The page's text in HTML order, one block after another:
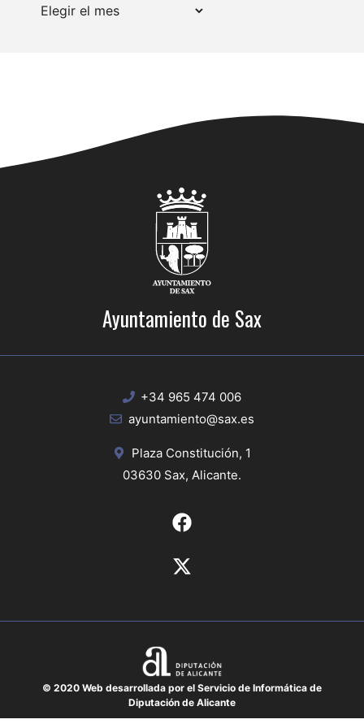
Ayuntamiento de Sax
+34 965 474 006
ayuntamiento@sax.es
Plaza Constitución, 1
03630 Sax, Alicante.
© 2020 Web desarrollada por el Servicio de Informática de
Diputación de Alicante